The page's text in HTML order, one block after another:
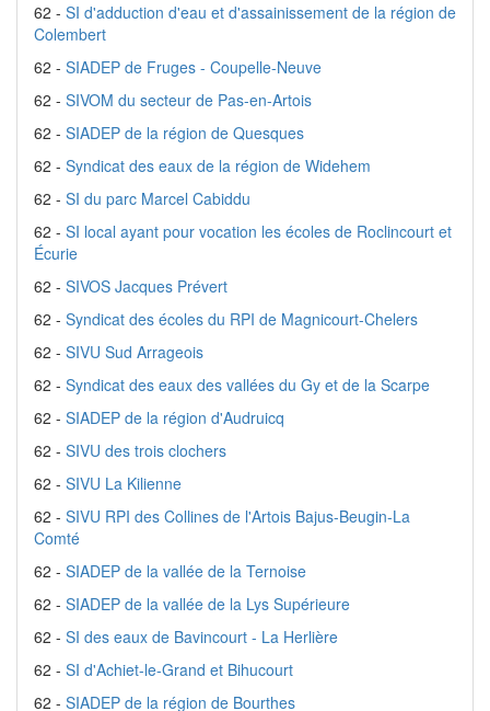
62 - SI d'adduction d'eau et d'assainissement de la région de
Colembert
62 - SIADEP de Fruges - Coupelle-Neuve
62 - SIVOM du secteur de Pas-en-Artois
62 - SIADEP de la région de Quesques
62 - Syndicat des eaux de la région de Widehem
62 - SI du parc Marcel Cabiddu
62 - SI local ayant pour vocation les écoles de Roclincourt et
Écurie
62 - SIVOS Jacques Prévert
62 - Syndicat des écoles du RPI de Magnicourt-Chelers
62 - SIVU Sud Arrageois
62 - Syndicat des eaux des vallées du Gy et de la Scarpe
62 - SIADEP de la région d'Audruicq
62 - SIVU des trois clochers
62 - SIVU La Kilienne
62 - SIVU RPI des Collines de l'Artois Bajus-Beugin-La
Comté
62 - SIADEP de la vallée de la Ternoise
62 - SIADEP de la vallée de la Lys Supérieure
62 - SI des eaux de Bavincourt - La Herlière
62 - SI d'Achiet-le-Grand et Bihucourt
62 - SIADEP de la région de Bourthes